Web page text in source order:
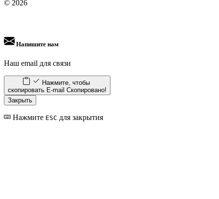
© 2026
Напишите нам
Наш email для связи
Нажмите, чтобы
скопировать E-mail Скопировано!
Закрыть
Нажмите ESC для закрытия